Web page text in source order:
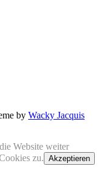
by Wacky Jacquis
Website weiter
zu. Akzeptieren